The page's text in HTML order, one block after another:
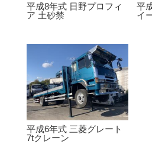
平成8年式 日野プロフィ
ア 土砂禁
平
イ
平成6年式 三菱グレート
7tクレーン